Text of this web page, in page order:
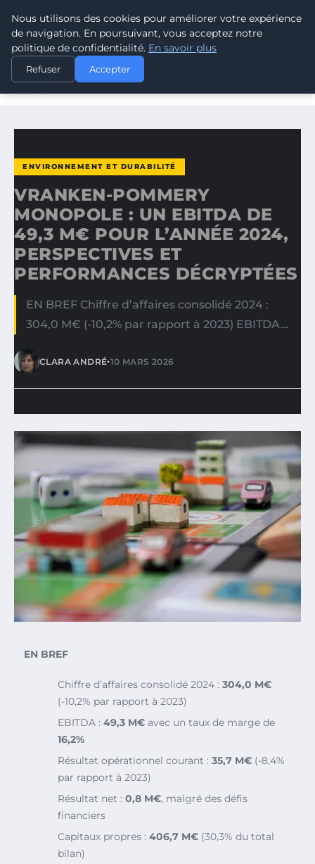
CLIMATE RESPONSE BLOG
ACCUEIL
ENVIRONNEMENT ET DURABILITÉ
VRANKEN-POMMERY MONOPOLE : UN EBITDA DE 49,3 M€
ENVIRONNEMENT ET DURABILITÉ
VRANKEN-POMMERY
MONOPOLE : UN EBITDA DE
49,3 M€ POUR L’ANNÉE 2024,
PERSPECTIVES ET
PERFORMANCES DÉCRYPTÉES
EN BREF Chiffre d’affaires consolidé 2024 :
304,0 M€ (-10,2% par rapport à 2023) EBITDA…
CLARA ANDRÉ•10 MARS 2026
EN BREF
Chiffre d’affaires consolidé 2024 : 304,0 M€
(-10,2% par rapport à 2023)
EBITDA : 49,3 M€ avec un taux de marge de
16,2%
Résultat opérationnel courant : 35,7 M€ (-8,4%
par rapport à 2023)
Résultat net : 0,8 M€, malgré des défis
financiers
Capitaux propres : 406,7 M€ (30,3% du total
bilan)
Nous utilisons des cookies pour améliorer votre expérience
de navigation. En poursuivant, vous acceptez notre
politique de confidentialité. En savoir plus
Refuser Accepter